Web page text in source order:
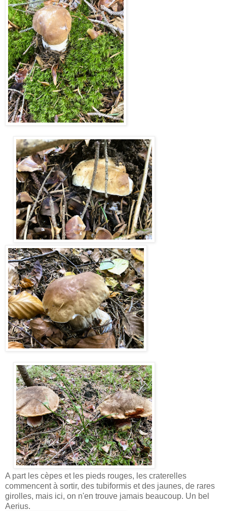
A part les cèpes et les pieds rouges, les craterelles
commencent à sortir, des tubiformis et des jaunes, de rares
girolles, mais ici, on n'en trouve jamais beaucoup. Un bel
Aerius.